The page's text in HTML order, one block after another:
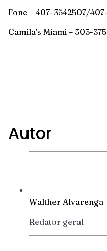
Fone – 407-3542507/
Camila’s Miami – 305-
Autor
Walther Alvarenga
Redator geral